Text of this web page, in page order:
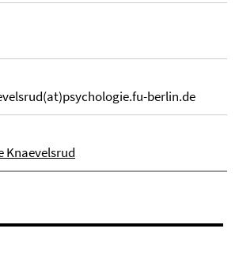
berlin.de
Knaevelsrud